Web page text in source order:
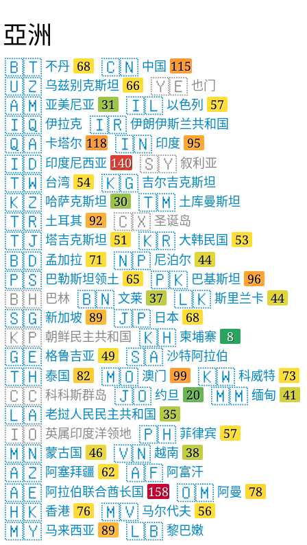
亞洲
🇧🇹 不丹 68 🇨🇳 中国 115
🇺🇿 乌兹别克斯坦 66 🇾🇪 也门
🇦🇲 亚美尼亚 31 🇮🇱 以色列 57
🇮🇶 伊拉克 🇮🇷 伊朗伊斯兰共和国
🇶🇦 卡塔尔 118 🇮🇳 印度 95
🇮🇩 印度尼西亚 140 🇸🇾 叙利亚
🇹🇼 台湾 54 🇰🇬 吉尔吉克斯坦
🇰🇿 哈萨克斯坦 30 🇹🇲 土库曼斯坦
🇹🇷 土耳其 92 🇨🇽 圣诞岛
🇹🇯 塔吉克斯坦 51 🇰🇷 大韩民国 53
🇧🇩 孟加拉 71 🇳🇵 尼泊尔 44
🇵🇸 巴勒斯坦领土 65 🇵🇰 巴基斯坦 96
🇧🇭 巴林 🇧🇳 文莱 37 🇱🇰 斯里兰卡 44
🇸🇬 新加坡 89 🇯🇵 日本 68
🇰🇵 朝鲜民主共和国 🇰🇭 柬埔寨 8
🇬🇪 格鲁吉亚 49 🇸🇦 沙特阿拉伯
🇹🇭 泰国 82 🇲🇴 澳门 99 🇰🇼 科威特 73
🇨🇨 科科斯群岛 🇯🇴 约旦 20 🇲🇲 缅甸 41
🇱🇦 老挝人民民主共和国 35
🇮🇴 英属印度洋领地 🇵🇭 菲律宾 57
🇲🇳 蒙古国 46 🇻🇳 越南 38
🇦🇿 阿塞拜疆 62 🇦🇫 阿富汗
🇦🇪 阿拉伯联合酋长国 158 🇴🇲 阿曼 78
🇭🇰 香港 76 🇲🇻 马尔代夫 56
🇲🇾 马来西亚 89 🇱🇧 黎巴嫩